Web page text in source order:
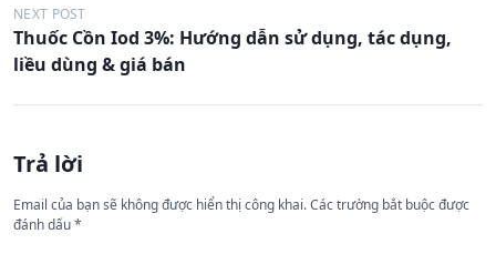
u
h
n
b
NEXT POST
Thuốc Cồn Iod 3%: Hướng dẫn sử dụng, tác dụng,
liều dùng & giá bán
Trả lời
Email của bạn sẽ không được hiển thị công khai.Các trường bắt buộc được
đánh dấu*